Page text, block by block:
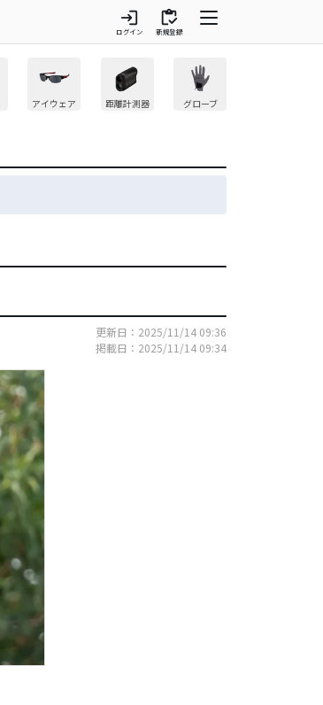
login
ログイン
inventory
新規登録
アイウェア 距離計測器 グローブ
更新日：2025/11/14 09:36
掲載日：2025/11/14 09:34